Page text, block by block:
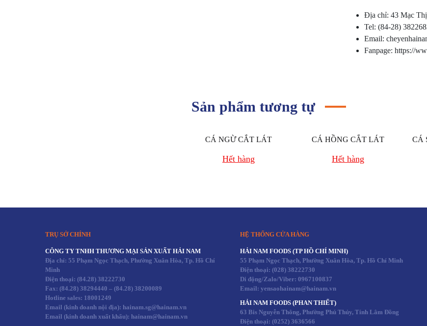
Địa chỉ: 43 Mạc
Tel: (84-28)
Email:
Fanpage: https://
Sản phẩm tương tự
Hết hàng
CÁ NGỪ CẮT LÁT
Hết hàng
CÁ HỒNG CẮT LÁT CÁ
TRỤ SỞ CHÍNH
CÔNG TY TNHH THƯƠNG MẠI SẢN XUẤT HẢI NAM
Địa chỉ: 55 Phạm Ngọc Thạch, Phường Xuân Hòa, Tp. Hồ Chí
Minh
Điện thoại: (84.28) 38222730
Fax: (84.28) 38294440 – (84.28) 38200089
Hotline sales: 18001249
Email (kinh doanh nội địa): hainam.sg@hainam.vn
Email (kinh doanh xuất khẩu): hainam@hainam.vn
HỆ THỐNG CỬA HÀNG
HẢI NAM FOODS (TP HỒ CHÍ MINH)
55 Phạm Ngọc Thạch, Phường Xuân Hòa, Tp. Hồ Chí Minh
Điện thoại: (028) 38222730
Di động/Zalo/Viber: 0967100837
Email: yensaohainam@hainam.vn
HẢI NAM FOODS (PHAN THIẾT)
63 Bis Nguyễn Thông, Phường Phú Thủy, Tỉnh Lâm Đồng
Điện thoại: (0252) 3636566